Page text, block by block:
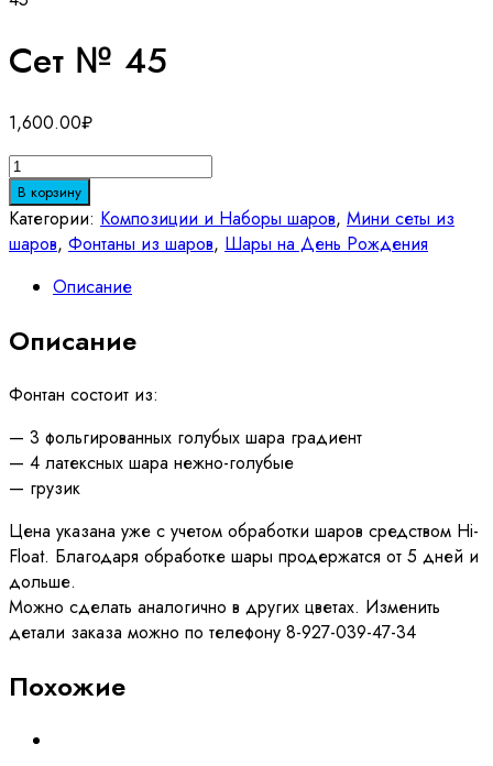
Сет № 45
1,600.00₽
Количество
товара
Сет
№
В корзину
Категории: Композиции и Наборы шаров, Мини сеты из
шаров, Фонтаны из шаров, Шары на День Рождения
Описание
Описание
Фонтан состоит из:
— 3 фольгированных голубых шара градиент
— 4 латексных шара нежно-голубые
— грузик
Цена указана уже с учетом обработки шаров средством Hi-
Float. Благодаря обработке шары продержатся от 5 дней и
дольше.
Можно сделать аналогично в других цветах. Изменить
детали заказа можно по телефону 8-927-039-47-34
Похожие